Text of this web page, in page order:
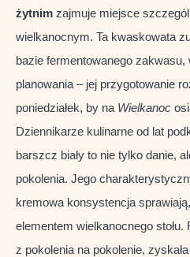
żytnim zajmuje miejsce
wielkanocnym. Ta kwaskowata
bazie fermentowanego
planowania – jej przygotowanie
poniedziałek, by na Wielkanoc
Dziennikarze kulinarne od lat
barszcz biały to nie tylko danie,
pokolenia. Jego
kremowa konsystencja
elementem wielkanocnego
z pokolenia na pokolenie,